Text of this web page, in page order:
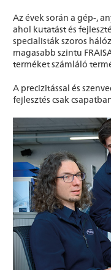
Az évek során a gép-,
ahol kutatást és
specialisták szoros
magasabb szintu
terméket számláló
A precizitással és
fejlesztés csak